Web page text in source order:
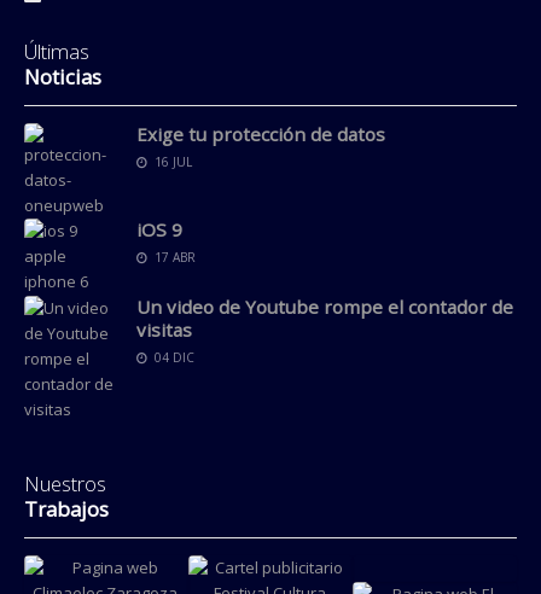
Últimas
Noticias
Exige tu protección de datos
16 JUL
iOS 9
17 ABR
Un video de Youtube rompe el contador de
visitas
04 DIC
Nuestros
Trabajos